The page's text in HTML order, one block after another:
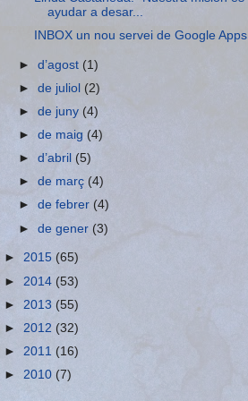
ayudar a desar...
INBOX un nou servei de Google Apps
►d’agost (1)
►de juliol (2)
►de juny (4)
►de maig (4)
►d’abril(5)
►de març (4)
►de febrer (4)
►de gener (3)
► 2015 (65)
► 2014 (53)
► 2013 (55)
► 2012 (32)
► 2011 (16)
► 2010 (7)